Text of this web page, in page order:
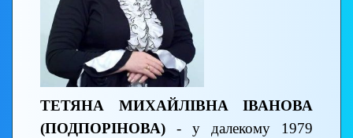
ТЕТЯНА МИХАЙЛІВНА ІВАНОВА
(ПОДПОРІНОВА) - у далекому 1979